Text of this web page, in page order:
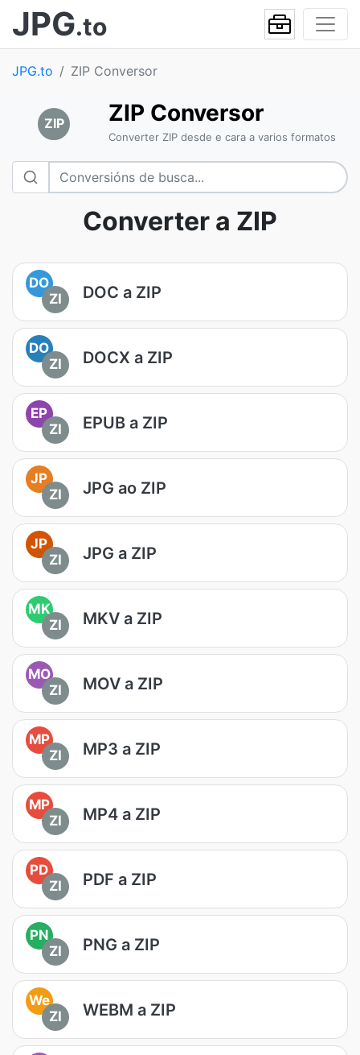
JPG.to
JPG.to ZIP Conversor
ZIP ZIP Conversor
Converter ZIP desde e cara a varios formatos
Converter a ZIP
DO
ZI
DOC a ZIP
DO
ZI
DOCX a ZIP
EP
ZI
EPUB a ZIP
JP
ZI
JPG ao ZIP
JP
ZI
JPG a ZIP
MK
ZI
MKV a ZIP
MO
ZI
MOV a ZIP
MP
ZI
MP3 a ZIP
MP
ZI
MP4 a ZIP
PD
ZI
PDF a ZIP
PN
ZI
PNG a ZIP
We
ZI
WEBM a ZIP